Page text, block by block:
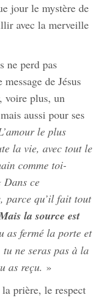
jour le mystère de
avec la merveille
ne perd pas
de Jésus
voire plus, un
aussi pour ses
le plus
la vie, avec tout le
comme toi-
Dans ce
parce qu’il fait tout
la source est
as fermé la porte et
ne seras pas à la
as reçu. »
prière, le respect